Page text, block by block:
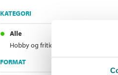
KATEGORI
Alle
Hobby og fritid (1)
FORMAT